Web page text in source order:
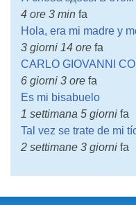
4 ore 3 min fa
Hola, era mi madre y
3 giorni 14 ore fa
CARLO GIOVANNI
6 giorni 3 ore fa
Es mi bisabuelo
1 settimana 5 giorni fa
Tal vez se trate de mi
2 settimane 3 giorni fa